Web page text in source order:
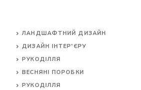
ЛАНДШАФТНИЙ ДИЗАЙН
ДИЗАЙН ІНТЕР'ЄРУ
РУКОДІЛЛЯ
ВЕСНЯНІ ПОРОБКИ
РУКОДІЛЛЯ